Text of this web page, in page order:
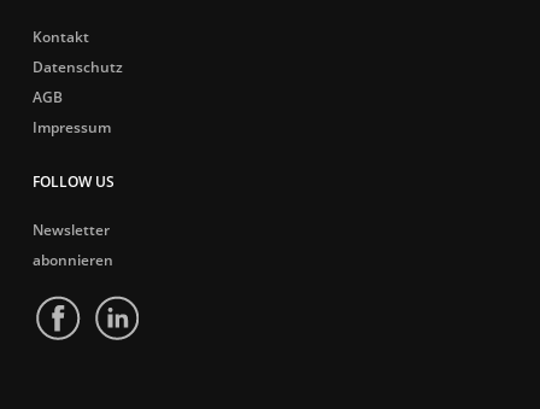
Kontakt
Datenschutz
AGB
Impressum
FOLLOW US
Newsletter
abonnieren